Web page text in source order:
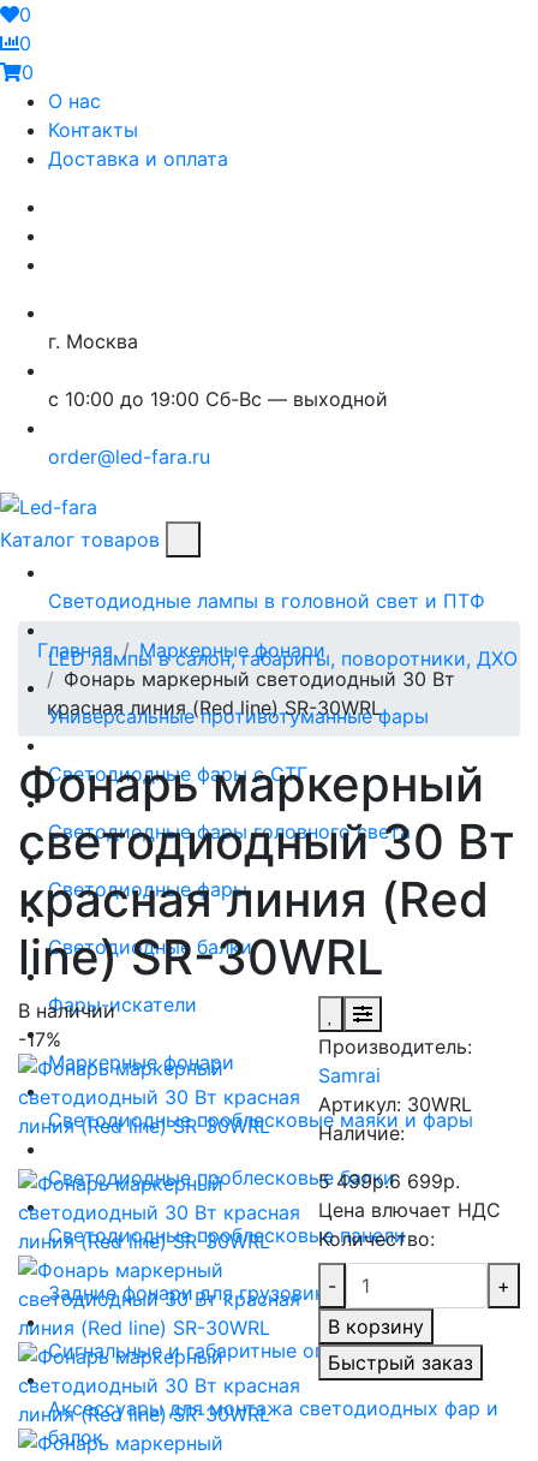
0
0
0
О нас
Контакты
Доставка и оплата
г. Москва
с 10:00 до 19:00 Сб-Вс — выходной
order@led-fara.ru
Каталог товаров
Светодиодные лампы в головной свет и ПТФ
LED лампы в салон, габариты, поворотники, ДХО
Универсальные противотуманные фары
Светодиодные фары с СТГ
Светодиодные фары головного света
Светодиодные фары
Светодиодные балки
Фары-искатели
Маркерные фонари
Светодиодные проблесковые маяки и фары
Светодиодные проблесковые балки
Светодиодные проблесковые панели
Задние фонари для грузовиков и прицепов
Сигнальные и габаритные огни
Аксессуары для монтажа светодиодных фар и
балок
Главная
Маркерные фонари
Фонарь маркерный светодиодный 30 Вт
красная линия (Red line) SR-30WRL
Фонарь маркерный
светодиодный 30 Вт
красная линия (Red
line) SR-30WRL
В наличии
-17%
Производитель:
Samrai
Артикул: 30WRL
Наличие:
5 499р.6 699р.
Цена влючает НДС
Количество:
-
+
В корзину
Быстрый заказ